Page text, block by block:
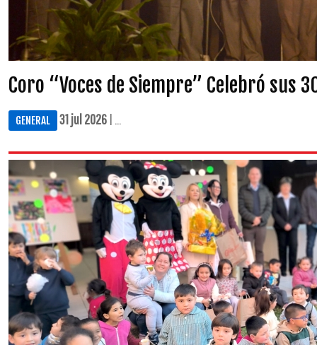
Coro “Voces de Siempre” Celebró sus
GENERAL 31 jul 2026 | ...